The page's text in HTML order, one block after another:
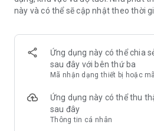
này và có thể sẽ cập nhật theo thời
Ứng dụng này có thể chia
sau đây với bên thứ ba
Mã nhận dạng thiết bị hoặc
Ứng dụng này có thể thu
sau đây
Thông tin cá nhân